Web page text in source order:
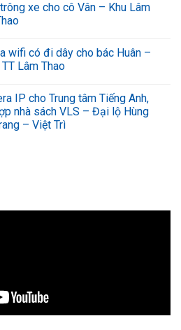
xe cho cô Vân – Khu Lâm
wifi có đi dây cho bác Huân –
Lâm Thao
IP cho Trung tâm Tiếng Anh,
nhà sách VLS – Đại lộ Hùng
– Việt Trì